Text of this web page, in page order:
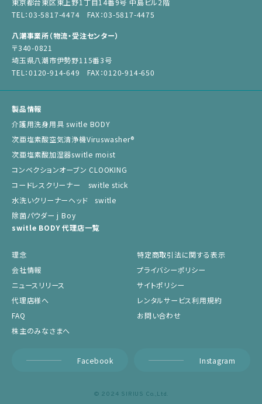
東京都台東区東上野1丁目14番9号 中島ビル2階
TEL：03-5817-4474 FAX：03-5817-4475
八潮事業所（物流・受注センター）
〒340-0821
埼玉県八潮市伊勢野115番3号
TEL：0120-914-649 FAX：0120-914-650
製品情報
介護用洗身用具 switle BODY
次亜塩素酸空気清浄機Viruswasher®︎
次亜塩素酸加湿器switle moist
コンベクションオーブン CLOOKING
コードレスクリーナー switle stick
水洗いクリーナーヘッド switle
除菌パウダー j Boy
switle BODY 代理店一覧
理念
会社情報
ニュースリリース
代理店様へ
FAQ
株主のみなさまへ
特定商取引法に関する表示
プライバシーポリシー
サイトポリシー
レンタルサービス利用規約
お問い合わせ
Facebook Instagram
©︎ 2024 SIRIUS Co.,Ltd.